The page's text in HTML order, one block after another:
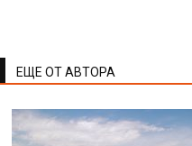
ЕЩЕ ОТ АВТОРА